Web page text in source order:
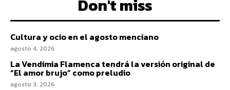
Don't miss
Cultura y ocio en el agosto menciano
agosto 4, 2026
La Vendimia Flamenca tendrá la versión original de
“El amor brujo” como preludio
agosto 3, 2026